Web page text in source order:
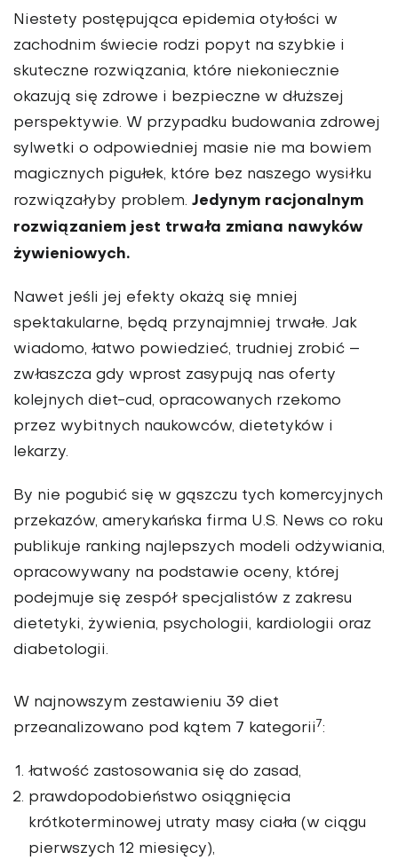
Niestety postępująca epidemia otyłości w
zachodnim świecie rodzi popyt na szybkie i
skuteczne rozwiązania, które niekoniecznie
okazują się zdrowe i bezpieczne w dłuższej
perspektywie. W przypadku budowania zdrowej
sylwetki o odpowiedniej masie nie ma bowiem
magicznych pigułek, które bez naszego wysiłku
rozwiązałyby problem. Jedynym racjonalnym
rozwiązaniem jest trwała zmiana nawyków
żywieniowych.
Nawet jeśli jej efekty okażą się mniej
spektakularne, będą przynajmniej trwałe. Jak
wiadomo, łatwo powiedzieć, trudniej zrobić –
zwłaszcza gdy wprost zasypują nas oferty
kolejnych diet-cud, opracowanych rzekomo
przez wybitnych naukowców, dietetyków i
lekarzy.
By nie pogubić się w gąszczu tych komercyjnych
przekazów, amerykańska firma U.S. News co roku
publikuje ranking najlepszych modeli odżywiania,
opracowywany na podstawie oceny, której
podejmuje się zespół specjalistów z zakresu
dietetyki, żywienia, psychologii, kardiologii oraz
diabetologii.
W najnowszym zestawieniu 39 diet
przeanalizowano pod kątem 7 kategorii 7:
łatwość zastosowania się do zasad,
prawdopodobieństwo osiągnięcia
krótkoterminowej utraty masy ciała (w ciągu
pierwszych 12 miesięcy),